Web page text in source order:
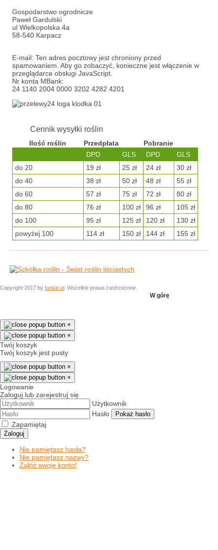
Gospodarstwo ogrodnicze
Paweł Gardulski
ul Wielkopolska 4a
58-540 Karpacz
E-mail: Ten adres pocztowy jest chroniony przed
spamowaniem. Aby go zobaczyć, konieczne jest włączenie w
przeglądarce obsługi JavaScript.
Nr konta MBank:
24 1140 2004 0000 3202 4282 4201
Cennik wysyłki roślin
Ilość roślin Przedpłata
Pobranie
DPD
GLS DPD
GLS
do 20
19 zł 25 zł 24 zł
30 zł
do 40
38 zł 50 zł 48 zł
55 zł
do 60
57 zł 75 zł 72 zł
80 zł
do 80
76 zł 100 zł 96 zł
105 zł
do 100
95 zł 125 zł 120 zł
130 zł
powyżej 100
114 zł 150 zł 144 zł 155 zł
Copyright 2017 by funkie.pl . Wszelkie prawa zastrzeżone.
W górę
×
×
Twój koszyk
Twój koszyk jest pusty
×
×
Logowanie
Zaloguj lub zarejestruj się
Użytkownik
Hasło
Pokaż hasło
Zapamiętaj
Zaloguj
Nie pamiętasz hasła?
Nie pamiętasz nazwy?
Załóż swoje konto!